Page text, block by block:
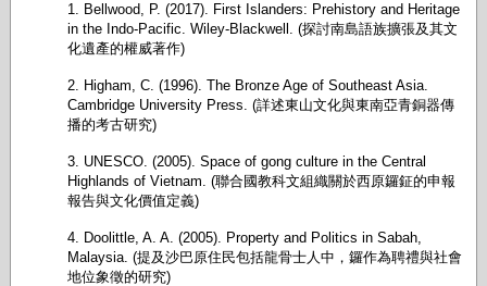
1. Bellwood, P. (2017). First Islanders: Prehistory and Heritage
in the Indo-Pacific. Wiley-Blackwell. (探討南島語族擴張及其文
化遺產的權威著作)
2. Higham, C. (1996). The Bronze Age of Southeast Asia.
Cambridge University Press. (詳述東山文化與東南亞青銅器傳
播的考古研究)
3. UNESCO. (2005). Space of gong culture in the Central
Highlands of Vietnam. (聯合國教科文組織關於西原鑼鉦的申報
報告與文化價值定義)
4. Doolittle, A. A. (2005). Property and Politics in Sabah,
Malaysia. (提及沙巴原住民包括龍骨士人中，鑼作為聘禮與社會
地位象徵的研究)